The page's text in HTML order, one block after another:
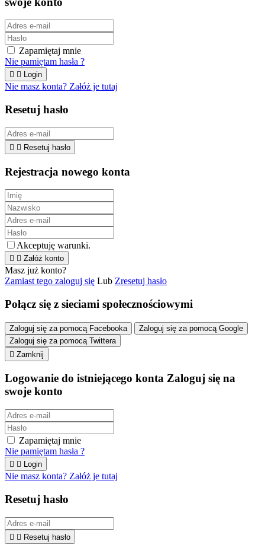
Zapamiętaj mnie
Nie pamiętam hasła ?
  Login
Nie masz konta? Załóż je tutaj
Resetuj hasło
  Resetuj hasło
Rejestracja nowego konta
Akceptuję warunki.
  Załóż konto
Masz już konto?
Zamiast tego zaloguj się Lub Zresetuj hasło
Połącz się z sieciami społecznościowymi
Zaloguj się za pomocą Facebooka
Zaloguj się za pomocą Google
Zaloguj się za pomocą Twittera
 Zamknij
Logowanie do istniejącego konta Zaloguj się na
swoje konto
Zapamiętaj mnie
Nie pamiętam hasła ?
  Login
Nie masz konta? Załóż je tutaj
Resetuj hasło
  Resetuj hasło